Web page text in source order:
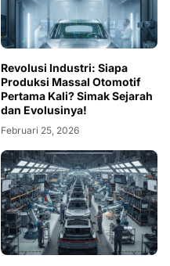
Revolusi Industri: Siapa
Produksi Massal Otomotif
Pertama Kali? Simak Sejarah
dan Evolusinya!
Februari 25, 2026